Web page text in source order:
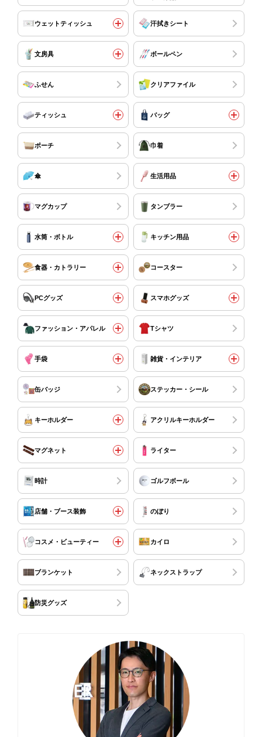
ウェットティッシュ 汗拭きシート
文房具 ボールペン
ふせん クリアファイル
ティッシュ バッグ
ポーチ 巾着
傘 生活用品
マグカップ タンブラー
水筒・ボトル キッチン用品
食器・カトラリー コースター
PCグッズ スマホグッズ
ファッション・アパレル Tシャツ
手袋 雑貨・インテリア
缶バッジ ステッカー・シール
キーホルダー アクリルキーホルダー
マグネット ライター
時計 ゴルフボール
店舗・ブース装飾 のぼり
コスメ・ビューティー カイロ
ブランケット ネックストラップ
防災グッズ